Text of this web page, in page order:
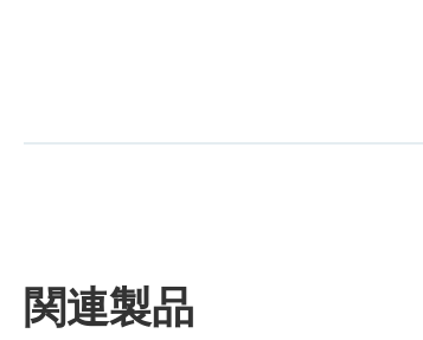
関連製品